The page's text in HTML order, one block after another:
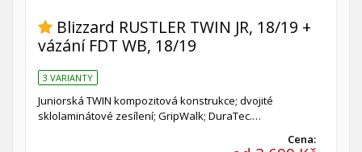
Blizzard RUSTLER TWIN JR, 18/19 +
vázání FDT WB, 18/19
3 VARIANTY
Juniorská TWIN kompozitová konstrukce; dvojité
sklolaminátové zesílení; GripWalk; DuraTec.…
Cena: